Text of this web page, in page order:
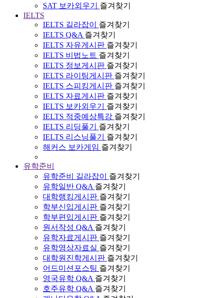
SAT 보카외우기
즐겨찾기
IELTS
IELTS 길라잡이
즐겨찾기
IELTS Q&A 즐겨찾기
IELTS 자유게시판 즐겨찾기
IELTS 비법노트 즐겨찾기
IELTS 정보게시판 즐겨찾기
IELTS 라이팅게시판 즐겨찾기
IELTS 스피킹게시판 즐겨찾기
IELTS 자료게시판 즐겨찾기
IELTS 보카외우기
즐겨찾기
IELTS 적중예상특강 즐겨찾기
IELTS 리딩풀기
즐겨찾기
IELTS 리스닝풀기
즐겨찾기
해커스 보카게임 즐겨찾기
유학준비
유학준비 길라잡이
즐겨찾기
유학일반 Q&A 즐겨찾기
대학랭킹게시판 즐겨찾기
학부신입게시판 즐겨찾기
학부편입게시판 즐겨찾기
원서작성 Q&A 즐겨찾기
유학자료게시판 즐겨찾기
유학영상자료실 즐겨찾기
대학원진학게시판 즐겨찾기
어드미션포스팅 즐겨찾기
영국유학 Q&A 즐겨찾기
호주유학 Q&A 즐겨찾기